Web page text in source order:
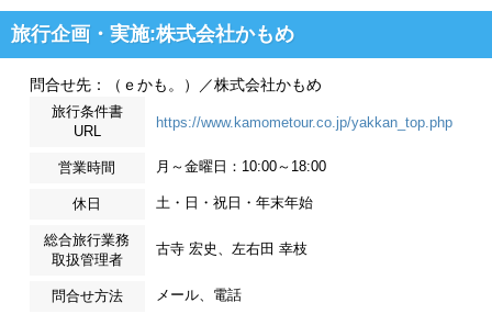
旅行企画・実施:株式会社かもめ
問合せ先：（ｅかも。）／株式会社かもめ
旅行条件書
URL
https://www.kamometour.co.jp/yakkan_top.php
営業時間 月～金曜日：10:00～18:00
休日 土・日・祝日・年末年始
総合旅行業務
取扱管理者
古寺 宏史、左右田 幸枝
問合せ方法 メール、電話